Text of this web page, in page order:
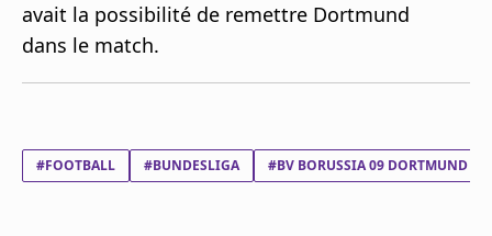
Gérer les
Contactez nous
beINSPIRED
CGU
avait la possibilité de remettre Dortmund
dans le match.
#FOOTBALL #BUNDESLIGA #BV BORUSSIA 09 DORTMUND